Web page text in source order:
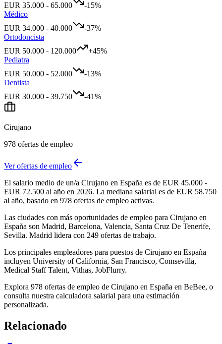
EUR 35.000 - 65.000 -15%
Médico
EUR 34.000 - 40.000 -37%
Ortodoncista
EUR 50.000 - 120.000 +45%
Pediatra
EUR 50.000 - 52.000 -13%
Dentista
EUR 30.000 - 39.750 -41%
Cirujano
978 ofertas de empleo
Ver ofertas de empleo
El salario medio de un/a Cirujano en España es de EUR 45.000 -
EUR 72.500 al año en 2026. La mediana salarial es de EUR 58.750
al año, basado en 978 ofertas de empleo activas.
Las ciudades con más oportunidades de empleo para Cirujano en
España son Madrid, Barcelona, Valencia, Santa Cruz De Tenerife,
Sevilla. Madrid lidera con 249 ofertas de trabajo.
Los principales empleadores para puestos de Cirujano en España
incluyen University of California, San Francisco, Comsevilla,
Medical Staff Talent, Vithas, JobFlurry.
Explora 978 ofertas de empleo de Cirujano en España en BeBee, o
consulta nuestra calculadora salarial para una estimación
personalizada.
Relacionado